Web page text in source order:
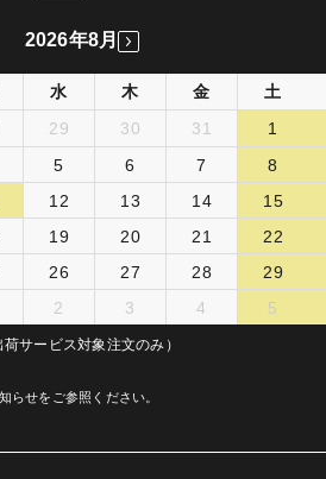
2026年8月
水 木 金
土
29 30 31
1
5 6 7
8
12 13 14
15
19 20 21
22
26 27 28
29
2 3 4 5
サービス対象注文のみ）
らせをご参照ください。